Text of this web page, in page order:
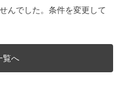
んでした。条件を変更して
覧へ